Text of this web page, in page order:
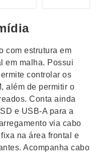
com estrutura em
em malha. Possui
controlar os
além de permitir o
Conta ainda
e USB-A para a
via cabo
na área frontal e
Acompanha cabo